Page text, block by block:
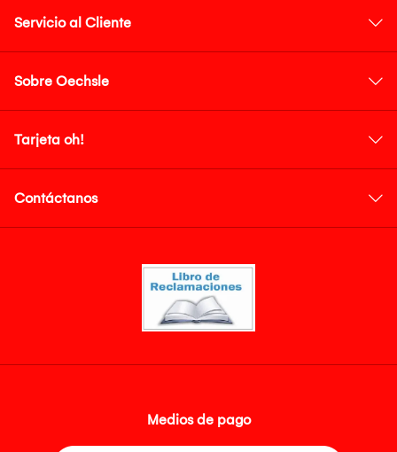
Servicio al Cliente
Sobre Oechsle
Tarjeta oh!
Contáctanos
Medios de pago